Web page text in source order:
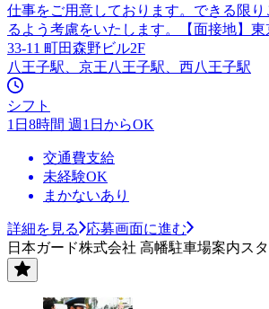
仕事をご用意しております。できる限
るよう考慮をいたします。【面接地】
33-11 町田森野ビル2F
八王子駅、京王八王子駅、西八王子駅
シフト
1日8時間 週1日からOK
交通費支給
未経験OK
まかないあり
詳細を見る
応募画面に進む
日本ガード株式会社 高幡駐車場案内ス